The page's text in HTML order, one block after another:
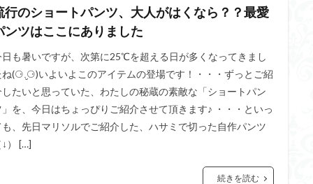
行のショートパンツ、大人がはくなら？？最愛
ンツはここにありました
日も暑いですが、次第に25℃を超える日が多くなってきまし
ね(⚆.̮⚆)いよいよこのアイテムの登場です！・・・ずっとご紹
したいと思っていた、わたしの秘蔵の素敵な「ショートパン
」を、今日はちょっぴりご紹介させて頂きます♪ ・・・といっ
も、先日マリソルでご紹介した、ハサミで切った自作パンツ
↓） […]
続きを読む